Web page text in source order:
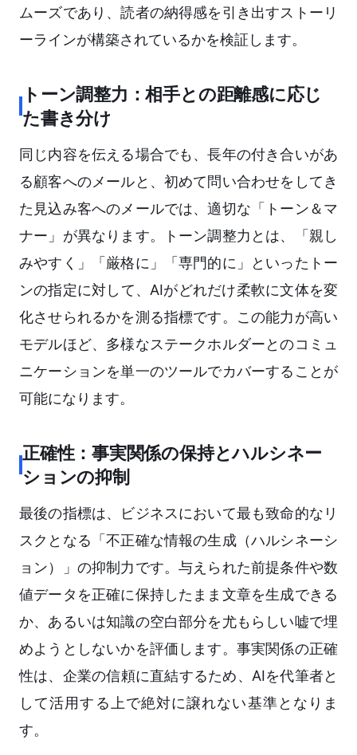
ムーズであり、読者の納得感を引き出すストーリ
ーラインが構築されているかを検証します。
トーン調整力：相手との距離感に応じ
た書き分け
同じ内容を伝える場合でも、長年の付き合いがあ
る顧客へのメールと、初めて問い合わせをしてき
た見込み客へのメールでは、適切な「トーン＆マ
ナー」が異なります。トーン調整力とは、「親し
みやすく」「厳格に」「専門的に」といったトー
ンの指定に対して、AIがどれだけ柔軟に文体を変
化させられるかを測る指標です。この能力が高い
モデルほど、多様なステークホルダーとのコミュ
ニケーションを単一のツールでカバーすることが
可能になります。
正確性：事実関係の保持とハルシネー
ションの抑制
最後の指標は、ビジネスにおいて最も致命的なリ
スクとなる「不正確な情報の生成（ハルシネーシ
ョン）」の抑制力です。与えられた前提条件や数
値データを正確に保持したまま文章を生成できる
か、あるいは知識の空白部分を尤もらしい嘘で埋
めようとしないかを評価します。事実関係の正確
性は、企業の信頼に直結するため、AIを代筆者と
して活用する上で絶対に譲れない基準となりま
す。